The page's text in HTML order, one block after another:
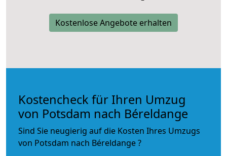
Kostenlose Angebote erhalten
Kostencheck für Ihren Umzug
von Potsdam nach Béreldange
Sind Sie neugierig auf die Kosten Ihres Umzugs
von Potsdam nach Béreldange ?